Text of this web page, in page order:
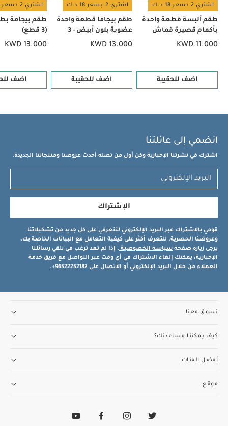
اشتري 2 بسعر 18 د.ك
طقم ألبسة قطعة واحدة
بأكمام قصيرة قماش
عضوي بلون أبيض - 5 قطع
KWD 11.000
اضف للحقيبة
اشتري 2 بسعر 18 د.ك
طقم بيجاما قطعة واحدة
عضوية بلون أبيض - 3
قطع
KWD 13.000
اضف للحقيبة
اشتري 2 بسعر 18 د.ك
طقم بيجامة
(3 قطع)
KWD 13.000
اضف
انضمي إلى عائلتنا
اشترك في نشرتنا الإخبارية وكن أول من تصله أحدث عروضنا ومنتجاتنا الجديدة.
الإشتراك
قومي بالاشتراك عبر البريد الإلكتروني لتتعرفي على كل جديد من تشكيلاتنا
وعروضنا الحصرية. للتعرف أكثر على كيفية التعامل مع البيانات الخاصة بك،
يرجى زيارة صفحة سياسة الخصوصية . إذا لم تعد ترغب في تلقي رسائلنا
الإخبارية، يمكنك إلغاء الاشتراك في أي وقت عبر التواصل مع فريق خدمة
العملاء من خلال البريد الإلكتروني أو الاتصال على 96522252182+
.
تسوق معنا
كيف يمكننا مساعدتك؟
أفضل الفئات
موقع